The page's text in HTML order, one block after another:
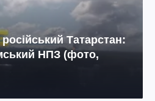
Татарстан:
НПЗ (фото,